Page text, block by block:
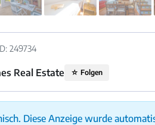
249734
Real Estate ☆ Folgen
Diese Anzeige wurde